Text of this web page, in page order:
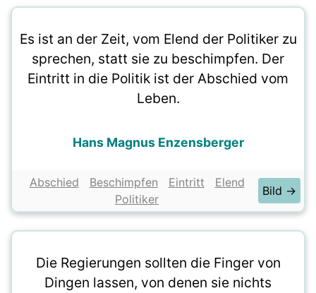
Es ist an der Zeit, vom Elend der Politiker zu
sprechen, statt sie zu beschimpfen. Der
Eintritt in die Politik ist der Abschied vom
Leben.
Hans Magnus Enzensberger
Abschied Beschimpfen Eintritt
Elend
Politiker
Bild →
Die Regierungen sollten die Finger von
Dingen lassen, von denen sie nichts